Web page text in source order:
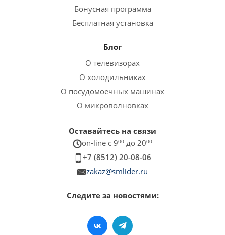
Бонусная программа
Бесплатная установка
Блог
О телевизорах
О холодильниках
О посудомоечных машинах
О микроволновках
Оставайтесь на связи
on-line c 900 до 2000
+7 (8512) 20-08-06
zakaz@smlider.ru
Следите за новостями: